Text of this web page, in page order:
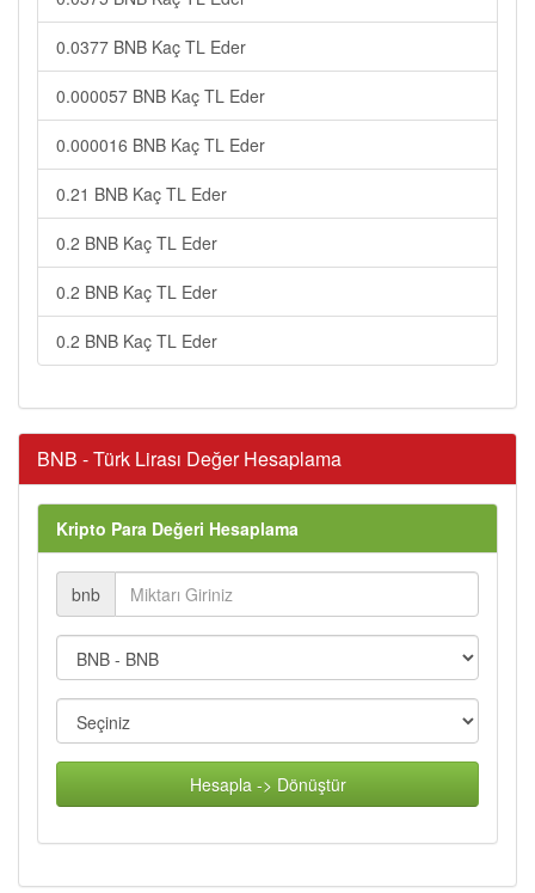
0.0377 BNB Kaç TL Eder
0.000057 BNB Kaç TL Eder
0.000016 BNB Kaç TL Eder
0.21 BNB Kaç TL Eder
0.2 BNB Kaç TL Eder
0.2 BNB Kaç TL Eder
0.2 BNB Kaç TL Eder
BNB - Türk Lirası Değer Hesaplama
Kripto Para Değeri Hesaplama
bnb
Hesapla -> Dönüştür